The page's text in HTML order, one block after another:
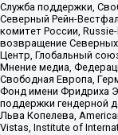
Служба поддержки,
Северный Рейн-
комитет России,
возвращение
Центр, Глобальный
Мнение медиа,
Свободная Европа,
Фонд имени Фридриха
поддержки гендерной
Льва Копелева,
Vistas, Institute of